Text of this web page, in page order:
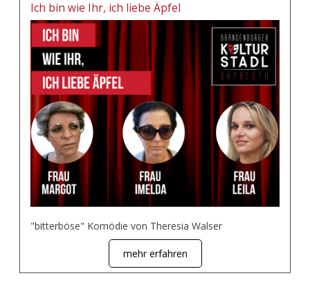
Ich bin wie Ihr, ich liebe Äpfel
"bitterböse" Komödie von Theresia Walser
mehr erfahren